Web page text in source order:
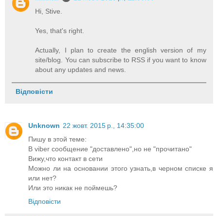
Hi, Stive.
Yes, that's right.
Actually, I plan to create the english version of my
site/blog. You can subscribe to RSS if you want to know
about any updates and news.
Відповісти
Unknown 22 жовт. 2015 р., 14:35:00
Пишу в этой теме:
В viber сообщение "доставлено",но не "прочитано"
Вижу,что контакт в сети
Можно ли на основании этого узнать,в черном списке я
или нет?
Или это никак не поймешь?
Відповісти